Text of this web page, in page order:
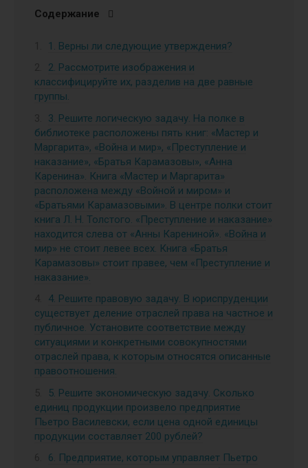
Содержание
1. Верны ли следующие утверждения?
2. Рассмотрите изображения и
классифицируйте их, разделив на две равные
группы.
3. Решите логическую задачу. На полке в
библиотеке расположены пять книг: «Мастер и
Маргарита», «Война и мир», «Преступление и
наказание», «Братья Карамазовы», «Анна
Каренина». Книга «Мастер и Маргарита»
расположена между «Войной и миром» и
«Братьями Карамазовыми». В центре полки стоит
книга Л. Н. Толстого. «Преступление и наказание»
находится слева от «Анны Карениной». «Война и
мир» не стоит левее всех. Книга «Братья
Карамазовы» стоит правее, чем «Преступление и
наказание».
4. Решите правовую задачу. В юриспруденции
существует деление отраслей права на частное и
публичное. Установите соответствие между
ситуациями и конкретными совокупностями
отраслей права, к которым относятся описанные
правоотношения.
5. Решите экономическую задачу. Сколько
единиц продукции произвело предприятие
Пьетро Василевски, если цена одной единицы
продукции составляет 200 рублей?
6. Предприятие, которым управляет Пьетро